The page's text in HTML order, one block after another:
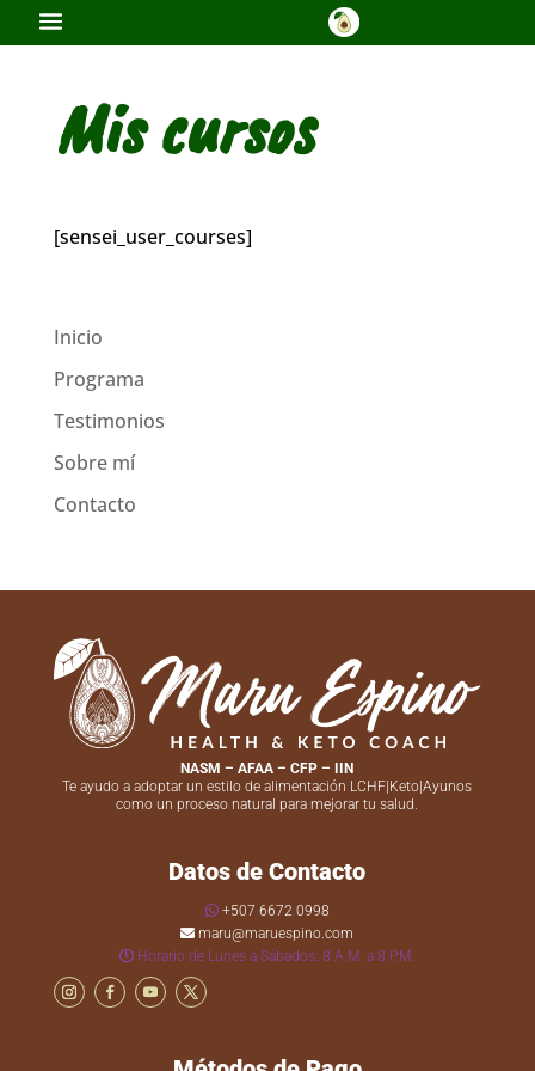
Mis cursos
[sensei_user_courses]
Inicio
Programa
Testimonios
Sobre mí
Contacto
NASM – AFAA – CFP – IIN
Te ayudo a adoptar un estilo de alimentación LCHF|Keto|Ayunos
como un proceso natural para mejorar tu salud.
Datos de Contacto
+507 6672 0998
maru@maruespino.com
Horario de Lunes a Sábados: 8 A.M. a 8 P.M.